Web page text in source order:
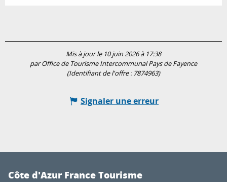
Mis à jour le 10 juin 2026 à 17:38
par Office de Tourisme Intercommunal Pays de Fayence
(Identifiant de l'offre : 7874963)
Signaler une erreur
Côte d'Azur France Tourisme